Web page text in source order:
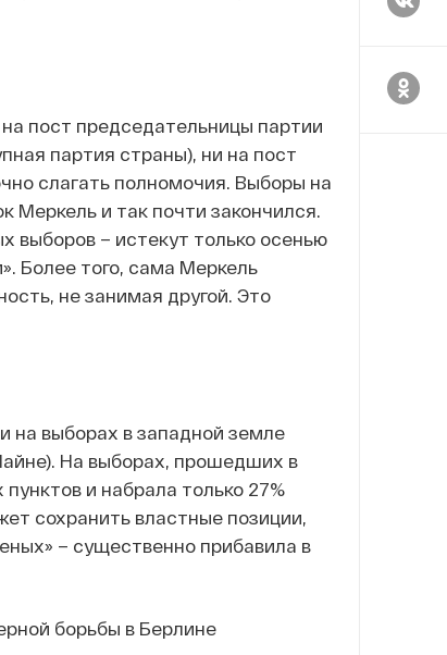
пост председательницы партии
партия страны), ни на пост
слагать полномочия. Выборы на
Меркель и так почти закончился.
выборов – истекут только осенью
Более того, сама Меркель
не занимая другой. Это
на выборах в западной земле
На выборах, прошедших в
и набрала только 27%
сохранить властные позиции,
– существенно прибавила в
борьбы в Берлине